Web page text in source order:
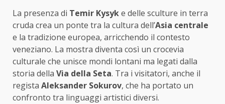
La presenza di Temir Kysyke delle sculture in terra
cruda crea un ponte tra la cultura dell’Asia centrale
e la tradizione europea, arricchendo il contesto
veneziano. La mostra diventa così un crocevia
culturale che unisce mondi lontani ma legati dalla
storia della Via della Seta. Tra i visitatori, anche il
regista Aleksander Sokurov, che ha portato un
confronto tra linguaggi artistici diversi.